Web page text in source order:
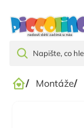
Domů
/ Montáže/